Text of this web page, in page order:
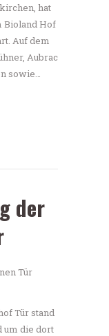
hat
Bioland Hof
Auf dem
Aubrac
sowie…
der
Tür stand
um die dort